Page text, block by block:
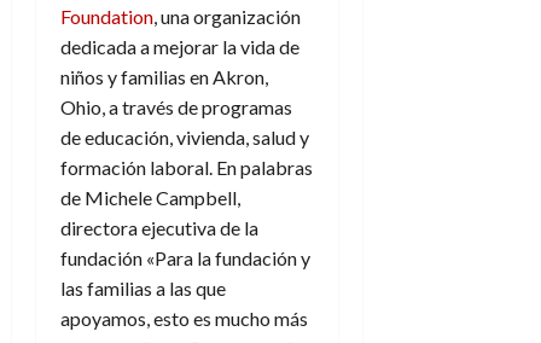
Foundation, una organización
dedicada a mejorar la vida de
niños y familias en Akron,
Ohio, a través de programas
de educación, vivienda, salud y
formación laboral. En palabras
de Michele Campbell,
directora ejecutiva de la
fundación «Para la fundación y
las familias a las que
apoyamos, esto es mucho más